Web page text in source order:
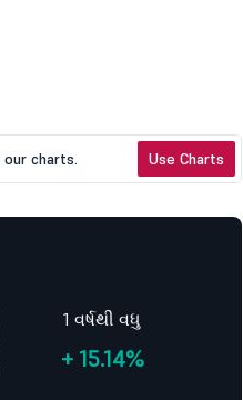
charts. Use Charts
1 વર્ષથી વધુ
+15.14%